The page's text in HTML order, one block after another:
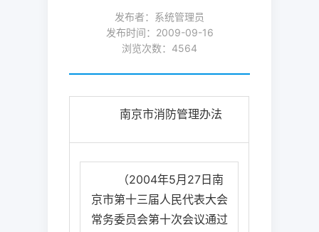
发布者：系统管理员
发布时间：2009-09-16
浏览次数： 4564
南京市消防管理办法
（2004年5月 27 日 南
京市第十三届人民代表大会
常务委员会第十次会议通过